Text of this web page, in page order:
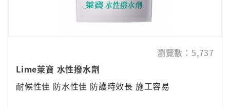
瀏覽數：5,737
Lime萊寶 水性撥水劑
耐候性佳 防水性佳 防護時效長 施工容易